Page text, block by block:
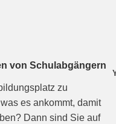
von Schulabgängern
zu
es ankommt, damit
Dann sind Sie auf